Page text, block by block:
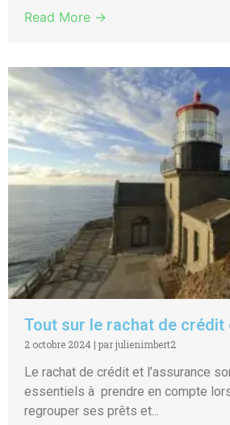
Read More →
Tout sur le rachat de crédit
2 octobre 2024 | par julienimbert2
Le rachat de crédit et l’assurance
essentiels à prendre en compte
regrouper ses prêts et...